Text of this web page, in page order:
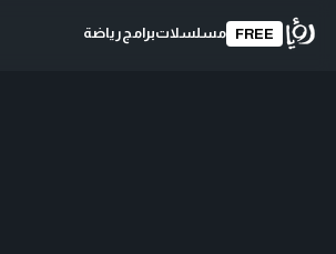
FREE مسلسلاتبرامج رياضة